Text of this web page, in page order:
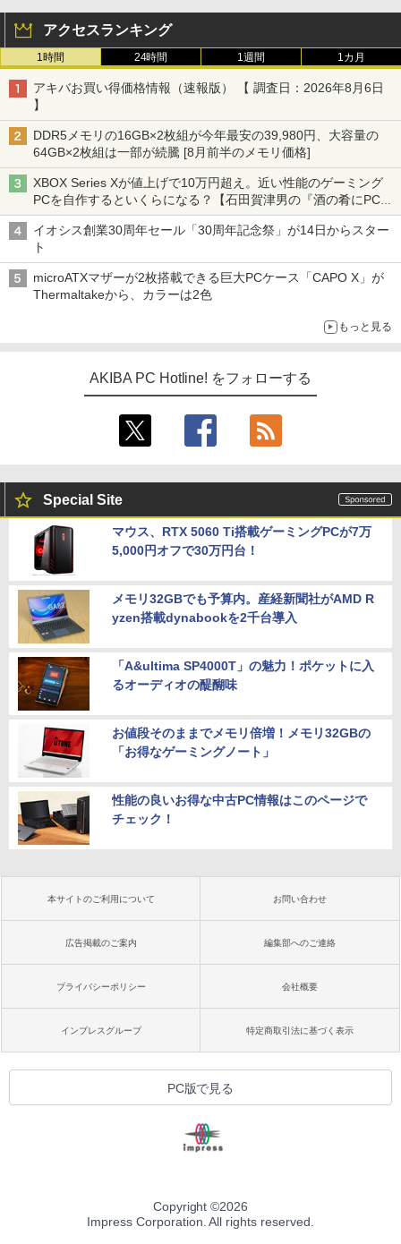
アクセスランキング
1時間 24時間 1週間 1カ月
アキバお買い得価格情報（速報版） 【 調査日：2026年8月6日
】
DDR5メモリの16GB×2枚組が今年最安の39,980円、大容量の
64GB×2枚組は一部が続騰 [8月前半のメモリ価格]
XBOX Series Xが値上げで10万円超え。近い性能のゲーミング
PCを自作するといくらになる？【石田賀津男の『酒の肴にPCゲ
ーム』】
イオシス創業30周年セール「30周年記念祭」が14日からスター
ト
microATXマザーが2枚搭載できる巨大PCケース「CAPO X」が
Thermaltakeから、カラーは2色
もっと見る
AKIBA PC Hotline! をフォローする
Special Site
マウス、RTX 5060 Ti搭載ゲーミングPCが7万
5,000円オフで30万円台！
メモリ32GBでも予算内。産経新聞社がAMD R
yzen搭載dynabookを2千台導入
「A&ultima SP4000T」の魅力！ポケットに入
るオーディオの醍醐味
お値段そのままでメモリ倍増！メモリ32GBの
「お得なゲーミングノート」
性能の良いお得な中古PC情報はこのページで
チェック！
本サイトのご利用について お問い合わせ
広告掲載のご案内 編集部へのご連絡
プライバシーポリシー 会社概要
インプレスグループ 特定商取引法に基づく表示
PC版で見る
Copyright ©2026
Impress Corporation. All rights reserved.